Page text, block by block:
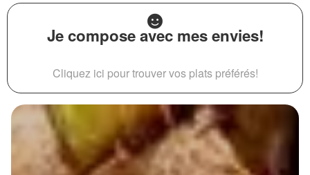
Je compose avec mes envies!
Cliquez ici pour trouver vos plats préférés!